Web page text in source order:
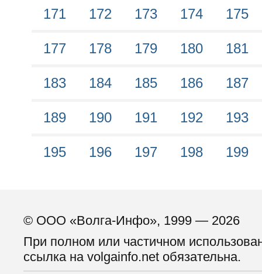
171 172 173 174 175
177 178 179 180 181
183 184 185 186 187
189 190 191 192 193
195 196 197 198 199
© ООО «Волга-Инфо», 1999 — 2026
При полном или частичном
ссылка на volgainfo.net обязательна.